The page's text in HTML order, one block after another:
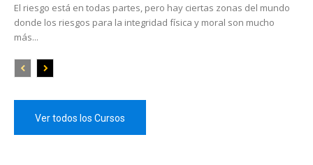
El riesgo está en todas partes, pero hay ciertas zonas del mundo
donde los riesgos para la integridad física y moral son mucho
más...
Ver todos los Cursos